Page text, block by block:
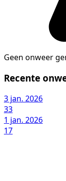
Geen onweer
Recente
3 jan. 2026
33
1 jan. 2026
17